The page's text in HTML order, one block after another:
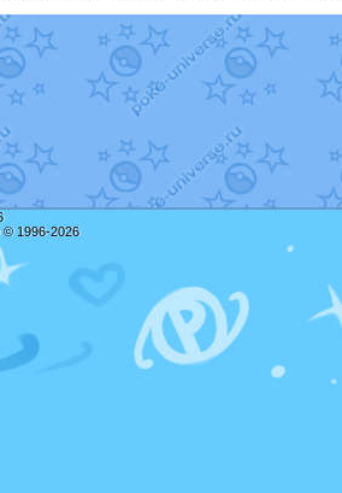
© 1996-2026